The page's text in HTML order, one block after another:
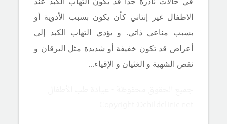
الاطفال غير إنتاني كأن يكون بسبب الأدوية أو
بسبب مناعي ذاتي. و يؤدي التهاب الكبد إلى
أعراض قد تكون خفيفة أو شديدة مثل اليرقان و
نقص الشهية و الغثيان و الإقياء...